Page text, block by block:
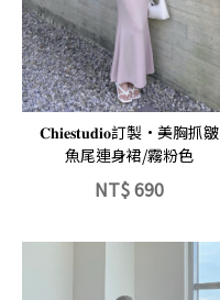
立即選購
𝐂𝐡𝐢𝐞𝐬𝐭𝐮𝐝𝐢𝐨訂製·美胸抓皺
魚尾連身裙/霧粉色
NT$690